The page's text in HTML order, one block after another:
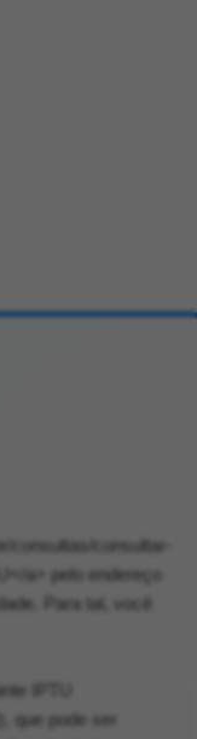
consultas/consultar-
a> pelo endereço
Para tal, você
IPTU
que pode ser